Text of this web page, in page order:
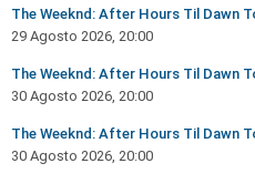
The Weeknd: After Hours Til Dawn
29 Agosto 2026, 20:00
The Weeknd: After Hours Til Dawn
30 Agosto 2026, 20:00
The Weeknd: After Hours Til Dawn
30 Agosto 2026, 20:00